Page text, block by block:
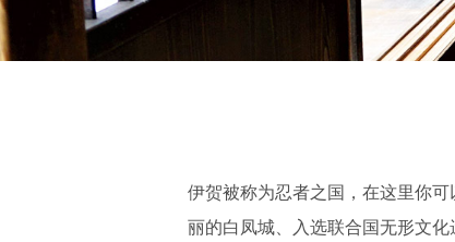
伊贺被称为忍者之国，在这里你
丽的白凤城、入选联合国无形文